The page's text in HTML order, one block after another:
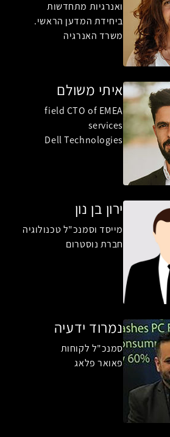
ואנרגיות מתחדשות
ביחידת המדען הראשי.
משרד האנרגיה
איתי משולם
field CTO of EMEA
services
Dell Technologies
ירון בן נון
מייסד וסמנכ"ל טכנולוגיה
חברת נוסטרום
נמרוד ידעיה
סמנכ"ל לקוחות
פאואר פלאג